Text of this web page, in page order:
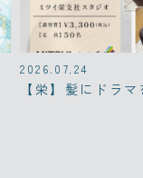
2026.07.24
【栄】髪にドラ